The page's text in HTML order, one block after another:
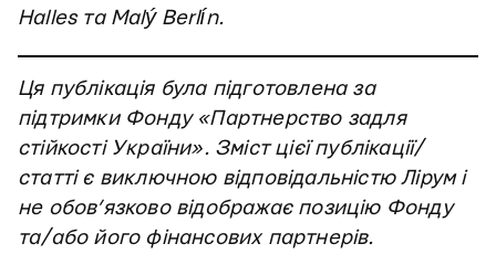
Halles та Malý Berlín.
Ця публікація була підготовлена за
підтримки Фонду «Партнерство задля
стійкості України». Зміст цієї публікації/
статті є виключною відповідальністю Лірум і
не обов’язково відображає позицію Фонду
та/або його фінансових партнерів.